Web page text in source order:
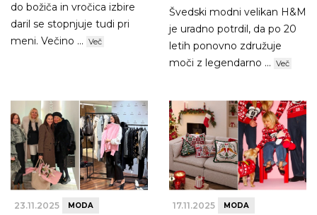
do božiča in vročica izbire
daril se stopnjuje tudi pri
meni. Večino ... Več
Švedski modni velikan H&M
je uradno potrdil, da po 20
letih ponovno združuje
moči z legendarno ... Več
23.11.2025 MODA 17.11.2025 MODA